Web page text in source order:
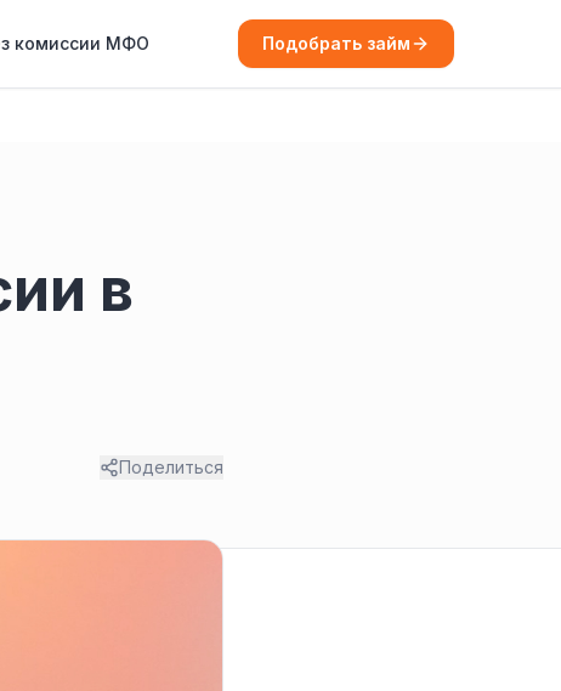
комиссии МФО Подобрать займ
в
Поделиться